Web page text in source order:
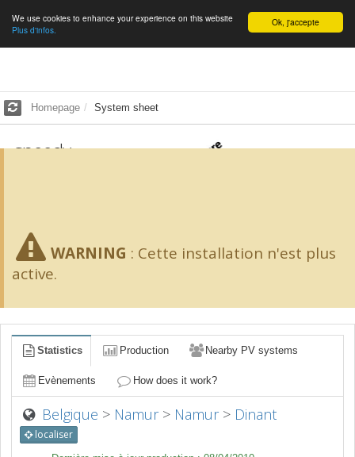
English Ok, j'accepte
We use cookies to enhance your experience on this website
Plus d'infos.
Homepage System sheet
speedy
WARNING : Cette installation n'est plus
active.
Statistics Production Nearby PV systems
Evènements How does it work?
Belgique > Namur> Namur> Dinant
localiser